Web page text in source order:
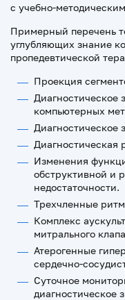
с учебно-
Примерный перечень
углубляющих знание
пропедевтической
Проекция
Диагностическое
компьютерных
Диагностическое
Диагностическая
Изменения
обструктивной и
недостаточности.
Трехчленные
Комплекс
митрального
Атерогенные
сердечно-
Суточное
диагностическое